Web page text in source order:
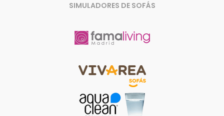
SIMULADORES DE SOFÁS